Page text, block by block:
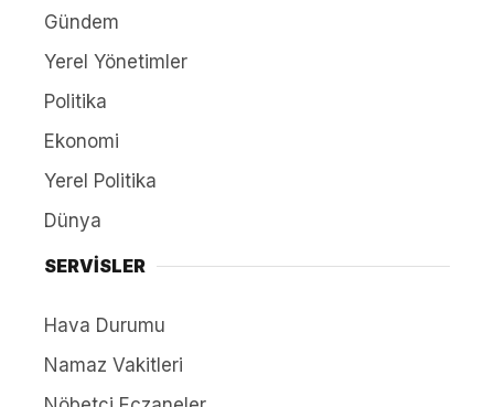
Gündem
Yerel Yönetimler
Politika
Ekonomi
Yerel Politika
Dünya
SERVİSLER
Hava Durumu
Namaz Vakitleri